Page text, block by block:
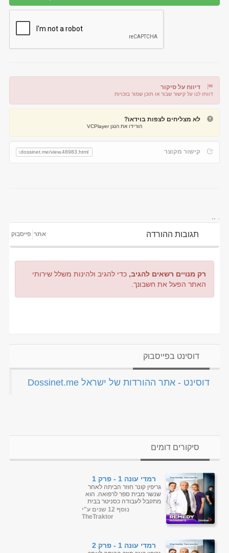
דיווח על סיקור
דווחו לנו על קישור שבור או תוכן שמור בזכויות
דיווח על קישור שבור
לא מצליחים לצפות בוידאו?
הורידו את הנגן VCPlayer
קישור מקוצר
תגובות ההורדה אתר פייסבוק
רק מנויים רשאים להגיב, כדי להגיב ולהינות משלל שירותי
האתר הפעל את חשבונך.
דוסינט בפייסבוק
‏דוסינט - אתר ההורדות של ישראל Dossinet.me‏
סיקורים דומים
רמדי עונה 1 - פרק 1
גריפין קונר חוזר הביתה לאחר
שנשר מבית ספר לרפואה. הוא
מתקבל לעבודה כסניטר בבית
החולים שבו אביו, מנהל בית
החולים, ואחיותיו, אחות
נוסף 12 שנים ע"י
TheTraktor
רמדי עונה 1 - פרק 2